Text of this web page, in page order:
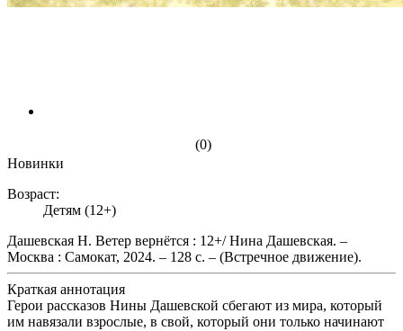
(0)
Новинки
Возраст:
Детям (12+)
Дашевская Н. Ветер вернётся : 12+/ Нина Дашевская. –
Москва : Самокат, 2024. – 128 с. – (Встречное движение).
Краткая аннотация
Герои рассказов Нины Дашевской сбегают из мира, который
им навязали взрослые, в свой, который они только начинают